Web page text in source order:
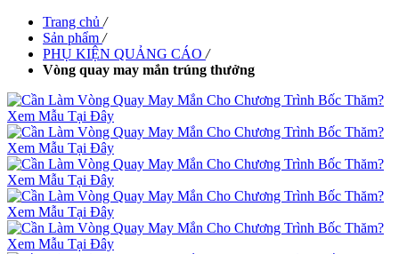
Trang chủ /
Sản phẩm /
PHỤ KIỆN QUẢNG CÁO /
Vòng quay may mắn trúng thưởng